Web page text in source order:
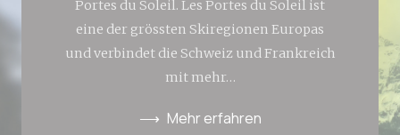
Erteilen Sie Dritten Ihre Einwilligung für
personalisierte Werbung
Weniger Details
Portes du Soleil. Les Portes du Soleil ist
eine der grössten Skiregionen Europas
und verbindet die Schweiz und Frankreich
mit mehr…
Mehr erfahren